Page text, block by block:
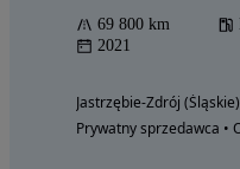
69 800 km
2021
Jastrzębie-Zdrój (Śląskie)
Prywatny sprzedawca •